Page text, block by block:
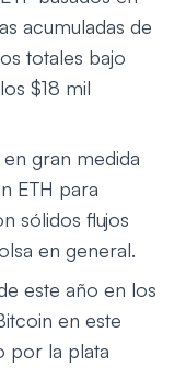
acumuladas de
totales bajo
$18 mil
gran medida
ETH para
sólidos flujos
en general.
este año en los
en este
por la plata